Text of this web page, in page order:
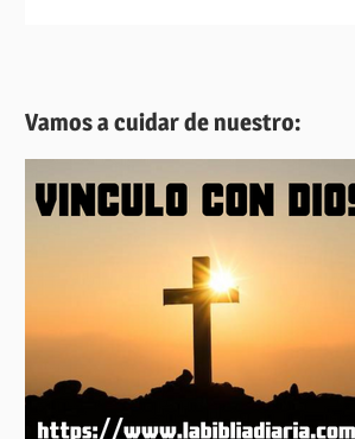
Vamos a cuidar de nuestro: